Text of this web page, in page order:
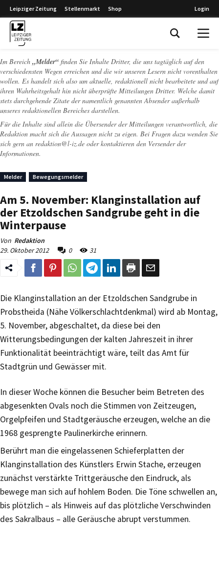
Leipziger Zeitung Stellenmarkt Shop Login
Im Bereich „Melder“ finden Sie Inhalte Dritter, die uns tagtäglich auf den
verschiedensten Wegen erreichen und die wir unseren Lesern nicht vorenthalten
wollen. Es handelt sich also um aktuelle, redaktionell nicht bearbeitete und auf
ihren Wahrheitsgehalt hin nicht überprüfte Mitteilungen Dritter. Welche damit
stets durchgehende Zitate der namentlich genannten Absender außerhalb
unseres redaktionellen Bereiches darstellen.
Für die Inhalte sind allein die Übersender der Mitteilungen verantwortlich, die
Redaktion macht sich die Aussagen nicht zu eigen. Bei Fragen dazu wenden Sie
sich gern an redaktion@l-iz.de oder kontaktieren den Versender der
Informationen.
Melder Bewegungsmelder
Am 5. November: Klanginstallation auf
der Etzoldschen Sandgrube geht in die
Winterpause
Von Redaktion
29. Oktober 2012
0 31
Die Klanginstallation an der Etzoldschen Sandgrube in
Probstheida (Nähe Völkerschlachtdenkmal) wird ab Montag,
5. November, abgeschaltet, da diese bei den
Witterungsbedingungen der kalten Jahreszeit in ihrer
Funktionalität beeinträchtigt wäre, teilt das Amt für
Stadtgrün und Gewässer mit.
In dieser Woche können die Besucher beim Betreten des
abgesenkten Ovals noch die Stimmen von Zeitzeugen,
Orgelpfeifen und Stadtgeräusche erzeugen, welche an die
1968 gesprengte Paulinerkirche erinnern.
Berührt man die eingelassenen Schieferplatten der
Klanginstallation des Künstlers Erwin Stache, erzeugen
zunächst verstärkte Trittgeräusche den Eindruck, als
bewege man sich auf hohlem Boden. Die Töne schwellen an,
bis plötzlich – als Hinweis auf das plötzliche Verschwinden
des Sakralbaus – alle Geräusche abrupt verstummen.